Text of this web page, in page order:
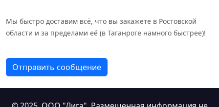
Мы быстро доставим всё, что вы закажете в Ростовской
области и за пределами её (в Таганроге намного быстрее)!
Отправить сообщение